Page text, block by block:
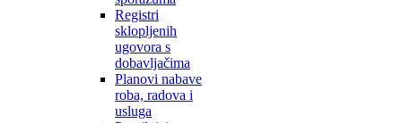
Registri
sklopljenih
ugovora s
dobavljačima
Planovi nabave
roba, radova i
usluga